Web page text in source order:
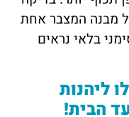
מבנה המצבר אחת
בלאי נראים
ליהנות
הבית!